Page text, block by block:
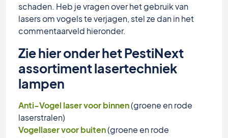
schaden. Heb je vragen over het gebruik van
lasers om vogels te verjagen, stel ze dan in het
commentaarveld hieronder.
Zie hier onder het PestiNext
assortiment lasertechniek
lampen
Anti-Vogel laser voor binnen(groene en rode
laserstralen)
Vogellaser voor buiten(groene en rode